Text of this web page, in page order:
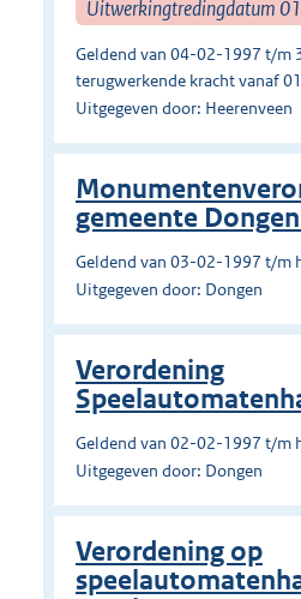
Uitwerkingtredingdatum
Geldend van 04-02-1997 t/m
terugwerkende kracht vanaf
Uitgegeven door: Heerenveen
gemeente
Geldend van 03-02-1997 t/m
Uitgegeven door: Dongen
Verordening
Geldend van 02-02-1997 t/m
Uitgegeven door: Dongen
Verordening op